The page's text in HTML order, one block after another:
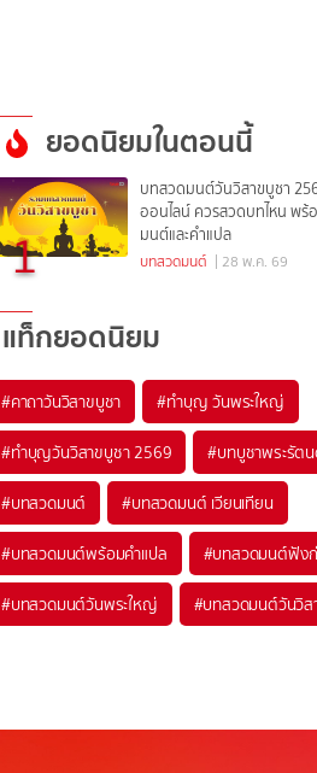
ยอดนิยมในตอนนี้
1
บทสวดมนต์วันวิสาขบูชา
ออนไลน์ ควรสวดบทไหน พร้
มนต์และคำแปล
บทสวดมนต์ | 28 พ.ค. 69
แท็กยอดนิยม
#คาถาวันวิสาขบูชา #ทำบุญ วันพระใหญ่
#ทำบุญวันวิสาขบูชา 2569 #บทบูชาพระรัต
#บทสวดมนต์ #บทสวดมนต์ เวียนเทียน
#บทสวดมนต์พร้อมคำแปล #บทสวดมนต์ฟัง
#บทสวดมนต์วันพระใหญ่ #บทสวดมนต์วันวิส